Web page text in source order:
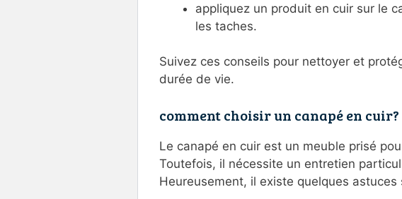
appliquez un produit en cuir sur le
les taches.
Suivez ces conseils pour nettoyer et
durée de vie.
comment choisir un canapé en cuir?
Le canapé en cuir est un meuble prisé
Toutefois, il nécessite un entretien
Heureusement, il existe quelques